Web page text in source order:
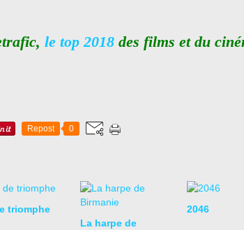
le top 2018 des films et du
Repost 0
triomphe
La harpe de
2046